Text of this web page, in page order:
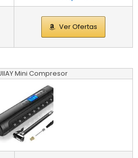
Ver Ofertas
Mini Compresor